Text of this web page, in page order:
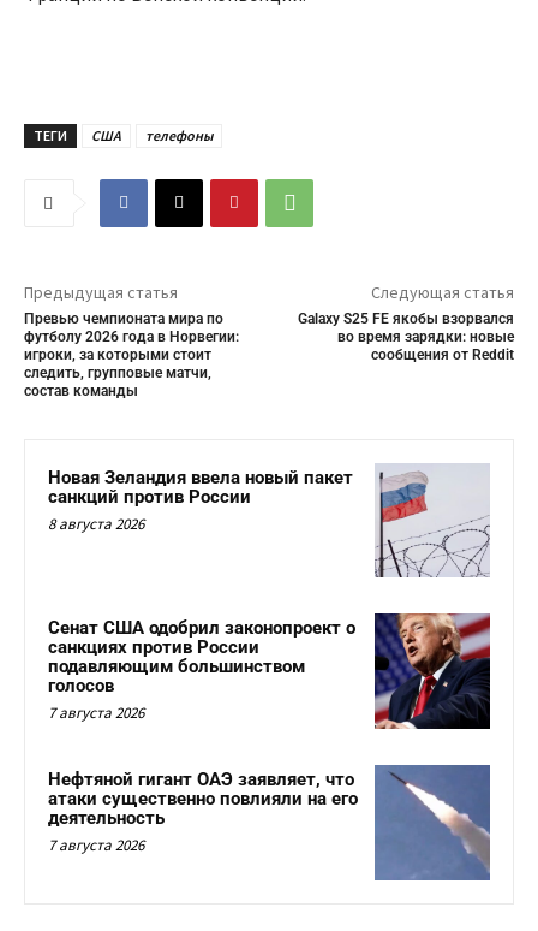
ТЕГИ США телефоны
Предыдущая статья
Превью чемпионата мира по
футболу 2026 года в Норвегии:
игроки, за которыми стоит
следить, групповые матчи,
состав команды
Следующая статья
Galaxy S25 FE якобы взорвался
во время зарядки: новые
сообщения от Reddit
Новая Зеландия ввела новый пакет
санкций против России
8 августа 2026
Сенат США одобрил законопроект о
санкциях против России
подавляющим большинством
голосов
7 августа 2026
Нефтяной гигант ОАЭ заявляет, что
атаки существенно повлияли на его
деятельность
7 августа 2026